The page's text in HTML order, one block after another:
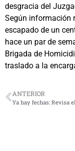
desgracia del
Según información
escapado de un
hace un par de
Brigada de
traslado a la
ANTERIOR